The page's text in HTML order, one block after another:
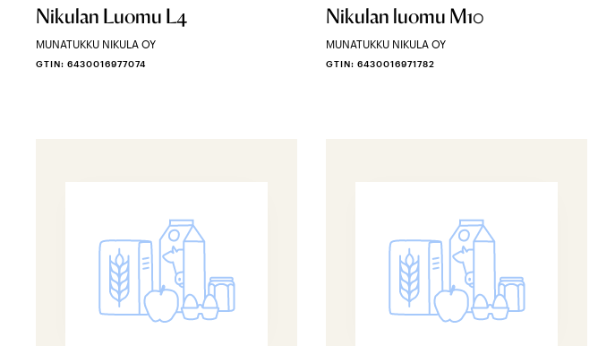
Nikulan Luomu L4
MUNATUKKU NIKULA OY
GTIN: 6430016977074
Nikulan luomu M10
MUNATUKKU NIKULA OY
GTIN: 6430016971782